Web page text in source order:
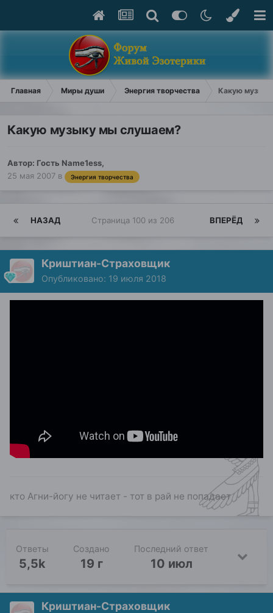
Главная Миры души Энергия творчества Какую
Какую музыку мы слушаем?
Автор: Гость Name1ess,
25 мая 2007 в Энергия творчества
НАЗАД ВПЕРЁД
Страница 100 из 206
Криштиан-Страховщик
Опубликовано: 19 июля 2018
кто Агни-йогу не читает - тот в рай не попадает
Ответы
5,5k
Создано
19 г
Последний ответ
10 июл
Криштиан-Страховщик